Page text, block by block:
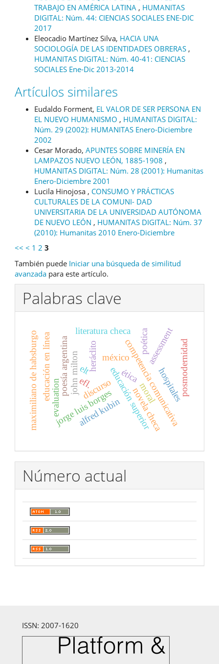
TRABAJO EN AMÉRICA LATINA , HUMANITAS
DIGITAL: Núm. 44: CIENCIAS SOCIALES ENE-DIC
2017
Eleocadio Martínez Silva, HACIA UNA
SOCIOLOGÍA DE LAS IDENTIDADES OBRERAS ,
HUMANITAS DIGITAL: Núm. 40-41: CIENCIAS
SOCIALES Ene-Dic 2013-2014
Artículos similares
Eudaldo Forment, EL VALOR DE SER PERSONA EN
EL NUEVO HUMANISMO , HUMANITAS DIGITAL:
Núm. 29 (2002): HUMANITAS Enero-Diciembre
2002
Cesar Morado, APUNTES SOBRE MINERÍA EN
LAMPAZOS NUEVO LEÓN, 1885-1908 ,
HUMANITAS DIGITAL: Núm. 28 (2001): Humanitas
Enero-Diciembre 2001
Lucila Hinojosa , CONSUMO Y PRÁCTICAS
CULTURALES DE LA COMUNI- DAD
UNIVERSITARIA DE LA UNIVERSIDAD AUTÓNOMA
DE NUEVO LEÓN , HUMANITAS DIGITAL: Núm. 37
(2010): Humanitas 2010 Enero-Diciembre
<< < 1 2 3
También puede Iniciar una búsqueda de similitud
avanzada para este artículo.
Palabras clave
discurso competencia comunicativa
educación superior
jorge luis borges
heráclito
john milton
poesía argentina ética
moral
méxico
alfred kubin novela checa
literatura checa assessment
evaluation
elt
efl.
educación en línea hospitales
maximiliano de habsburgo poética posmodernidad
Número actual
ISSN: 2007-1620